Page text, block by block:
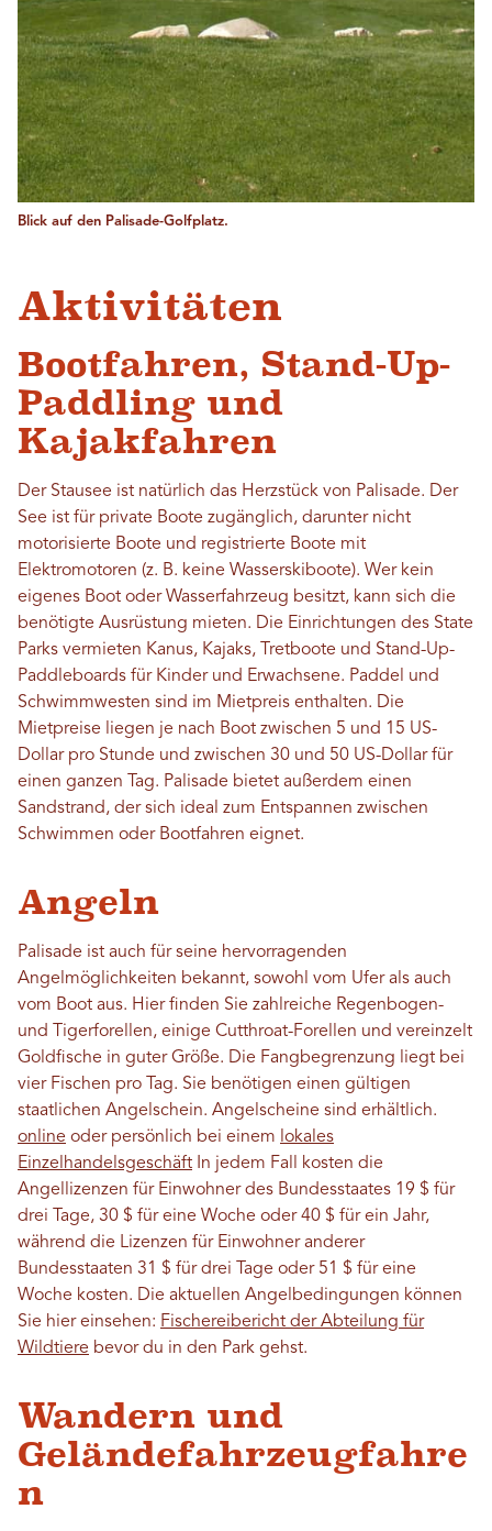
Blick auf den Palisade-Golfplatz.
Aktivitäten
Bootfahren, Stand-Up-
Paddling und
Kajakfahren
Der Stausee ist natürlich das Herzstück von Palisade. Der
See ist für private Boote zugänglich, darunter nicht
motorisierte Boote und registrierte Boote mit
Elektromotoren (z. B. keine Wasserskiboote). Wer kein
eigenes Boot oder Wasserfahrzeug besitzt, kann sich die
benötigte Ausrüstung mieten. Die Einrichtungen des State
Parks vermieten Kanus, Kajaks, Tretboote und Stand-Up-
Paddleboards für Kinder und Erwachsene. Paddel und
Schwimmwesten sind im Mietpreis enthalten. Die
Mietpreise liegen je nach Boot zwischen 5 und 15 US-
Dollar pro Stunde und zwischen 30 und 50 US-Dollar für
einen ganzen Tag. Palisade bietet außerdem einen
Sandstrand, der sich ideal zum Entspannen zwischen
Schwimmen oder Bootfahren eignet.
Angeln
Palisade ist auch für seine hervorragenden
Angelmöglichkeiten bekannt, sowohl vom Ufer als auch
vom Boot aus. Hier finden Sie zahlreiche Regenbogen-
und Tigerforellen, einige Cutthroat-Forellen und vereinzelt
Goldfische in guter Größe. Die Fangbegrenzung liegt bei
vier Fischen pro Tag. Sie benötigen einen gültigen
staatlichen Angelschein. Angelscheine sind erhältlich.
online oder persönlich bei einem lokales
Einzelhandelsgeschäft In jedem Fall kosten die
Angellizenzen für Einwohner des Bundesstaates 19 $ für
drei Tage, 30 $ für eine Woche oder 40 $ für ein Jahr,
während die Lizenzen für Einwohner anderer
Bundesstaaten 31 $ für drei Tage oder 51 $ für eine
Woche kosten. Die aktuellen Angelbedingungen können
Sie hier einsehen: Fischereibericht der Abteilung für
Wildtiere bevor du in den Park gehst.
Wandern und
Geländefahrzeugfahre
n